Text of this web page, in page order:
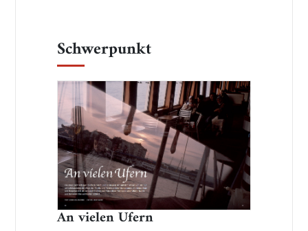
Schwerpunkt
An vielen Ufern